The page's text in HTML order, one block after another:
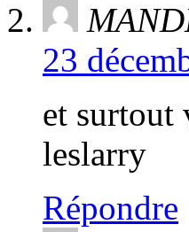
23
et surtout
leslarry
Répondre